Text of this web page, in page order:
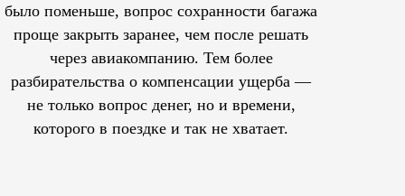
было поменьше, вопрос сохранности багажа
проще закрыть заранее, чем после решать
через авиакомпанию. Тем более
разбирательства о компенсации ущерба —
не только вопрос денег, но и времени,
которого в поездке и так не хватает.